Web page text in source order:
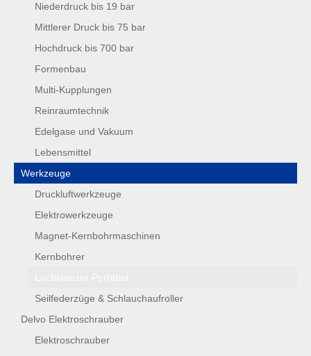
Niederdruck bis 19 bar
Mittlerer Druck bis 75 bar
Hochdruck bis 700 bar
Formenbau
Multi-Kupplungen
Reinraumtechnik
Edelgase und Vakuum
Lebensmittel
Werkzeuge
Druckluftwerkzeuge
Elektrowerkzeuge
Magnet-Kernbohrmaschinen
Kernbohrer
Seilfederzüge & Schlauchaufroller
Delvo Elektroschrauber
Elektroschrauber